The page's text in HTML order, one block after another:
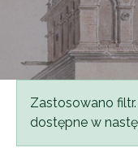
Komunikat
Zastosowano
dostępne w